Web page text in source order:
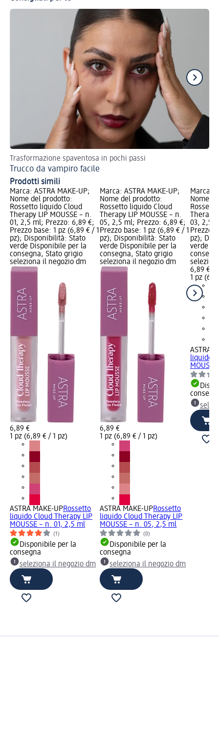
Trasformazione spaventosa in pochi passi
Trucco da vampiro facile
Prodotti simili
Marca: ASTRA MAKE-UP;
Nome del prodotto:
Rossetto liquido Cloud
Therapy LIP MOUSSE – n.
01, 2,5 ml; Prezzo: 6,89 €;
Prezzo base: 1 pz (6,89 € / 1
pz); Disponibilità: Stato
verde Disponibile per la
consegna, Stato grigio
seleziona il negozio dm
6,89 €
1 pz (6,89 € / 1 pz)
ASTRA MAKE-UPRossetto
liquido Cloud Therapy LIP
MOUSSE – n. 01, 2,5 ml
(1)
Disponibile per la
consegna
seleziona il negozio dm
Marca: ASTRA MAKE-UP;
Nome del prodotto:
Rossetto liquido Cloud
Therapy LIP MOUSSE – n.
05, 2,5 ml; Prezzo: 6,89 €;
Prezzo base: 1 pz (6,89 € / 1
pz); Disponibilità: Stato
verde Disponibile per la
consegna, Stato grigio
seleziona il negozio dm
6,89 €
1 pz (6,89 € / 1 pz)
ASTRA MAKE-UPRossetto
liquido Cloud Therapy LIP
MOUSSE – n. 05, 2,5 ml
(0)
Disponibile per la
consegna
seleziona il negozio dm
Marca:
Nome
Therapy
03, 2,5
Prezzo
pz);
verde
6,89 €
1 pz
ASTRA
liquido